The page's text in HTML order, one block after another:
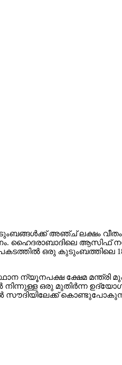
അഞ്ച് ലക്ഷം
ഹൈദരാബാദിലെ ആസിഫ്
അപകടത്തില്‍ ഒരു
ന്യൂനപക്ഷ ക്ഷേമ മന്ത്രി
ഒരു മുതിര്‍ന്ന
സൗദിയിലേക്ക്